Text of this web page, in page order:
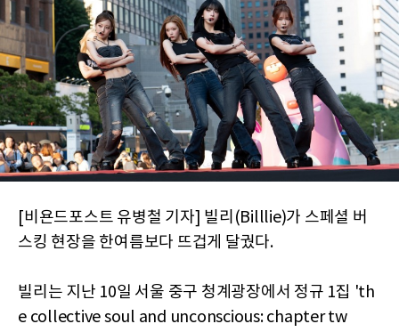
[비욘드포스트 유병철 기자] 빌리(Billlie)가 스페셜 버
스킹 현장을 한여름보다 뜨겁게 달궜다.
빌리는 지난 10일 서울 중구 청계광장에서 정규 1집 'th
e collective soul and unconscious: chapter tw